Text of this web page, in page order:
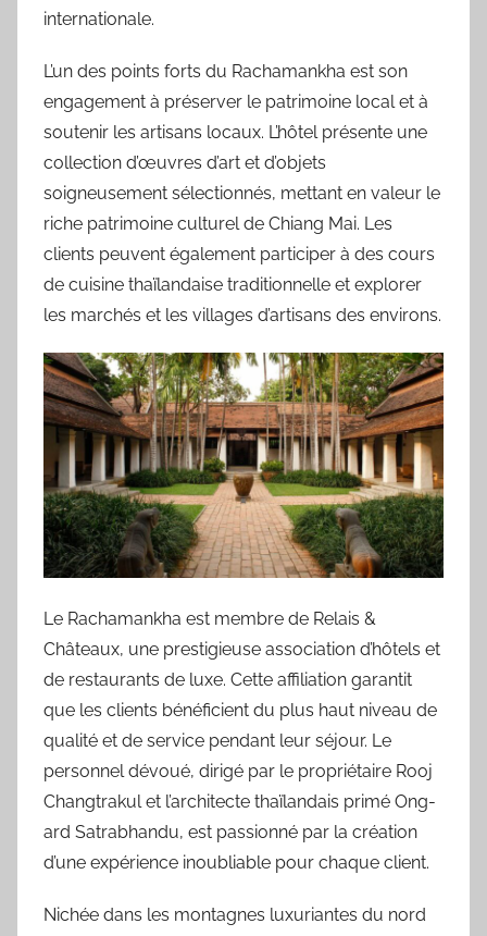
internationale.
L’un des points forts du Rachamankha est son
engagement à préserver le patrimoine local et à
soutenir les artisans locaux. L’hôtel présente une
collection d’œuvres d’art et d’objets
soigneusement sélectionnés, mettant en valeur le
riche patrimoine culturel de Chiang Mai. Les
clients peuvent également participer à des cours
de cuisine thaïlandaise traditionnelle et explorer
les marchés et les villages d’artisans des environs.
Le Rachamankha est membre de Relais &
Châteaux, une prestigieuse association d’hôtels et
de restaurants de luxe. Cette affiliation garantit
que les clients bénéficient du plus haut niveau de
qualité et de service pendant leur séjour. Le
personnel dévoué, dirigé par le propriétaire Rooj
Changtrakul et l’architecte thaïlandais primé Ong-
ard Satrabhandu, est passionné par la création
d’une expérience inoubliable pour chaque client.
Nichée dans les montagnes luxuriantes du nord